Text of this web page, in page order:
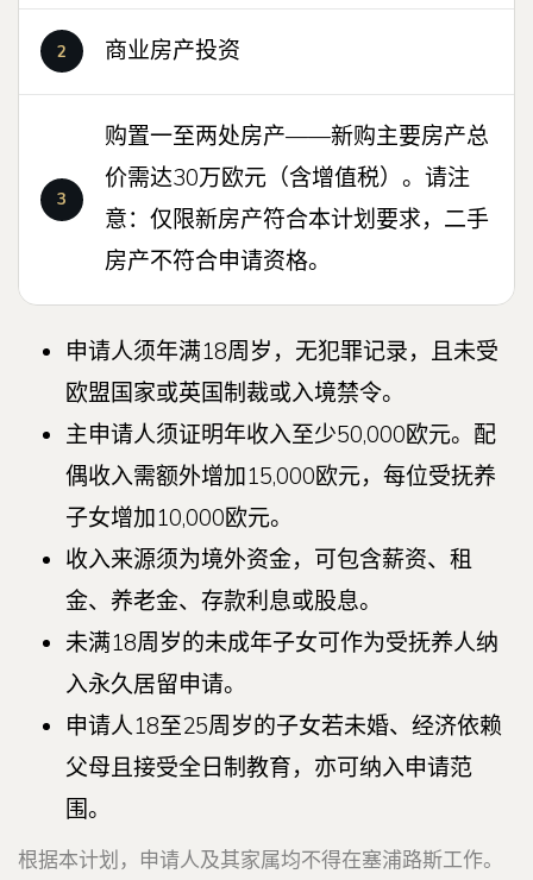
商业房产投资
购置一至两处房产——新购主要房产总
价需达30万欧元（含增值税）。请注
意：仅限新房产符合本计划要求，二手
房产不符合申请资格。
申请人须年满18周岁，无犯罪记录，且未受
欧盟国家或英国制裁或入境禁令。
主申请人须证明年收入至少50,000欧元。配
偶收入需额外增加15,000欧元，每位受抚养
子女增加10,000欧元。
收入来源须为境外资金，可包含薪资、租
金、养老金、存款利息或股息。
未满18周岁的未成年子女可作为受抚养人纳
入永久居留申请。
申请人18至25周岁的子女若未婚、经济依赖
父母且接受全日制教育，亦可纳入申请范
围。
根据本计划，申请人及其家属均不得在塞浦路斯工作。